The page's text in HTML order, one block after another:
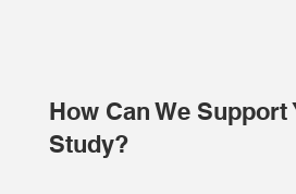
How Can We
Study?